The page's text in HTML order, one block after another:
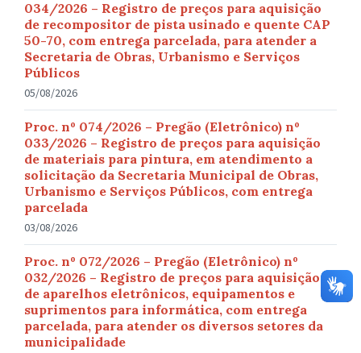
034/2026 – Registro de preços para aquisição
de recompositor de pista usinado e quente CAP
50-70, com entrega parcelada, para atender a
Secretaria de Obras, Urbanismo e Serviços
Públicos
05/08/2026
Proc. nº 074/2026 – Pregão (Eletrônico) nº
033/2026 – Registro de preços para aquisição
de materiais para pintura, em atendimento a
solicitação da Secretaria Municipal de Obras,
Urbanismo e Serviços Públicos, com entrega
parcelada
03/08/2026
Proc. nº 072/2026 – Pregão (Eletrônico) nº
032/2026 – Registro de preços para aquisição
de aparelhos eletrônicos, equipamentos e
suprimentos para informática, com entrega
parcelada, para atender os diversos setores da
municipalidade